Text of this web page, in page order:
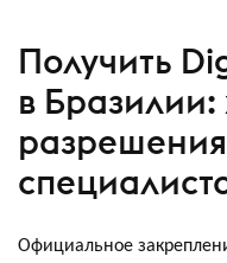
Получить
в Бразилии:
Официальное